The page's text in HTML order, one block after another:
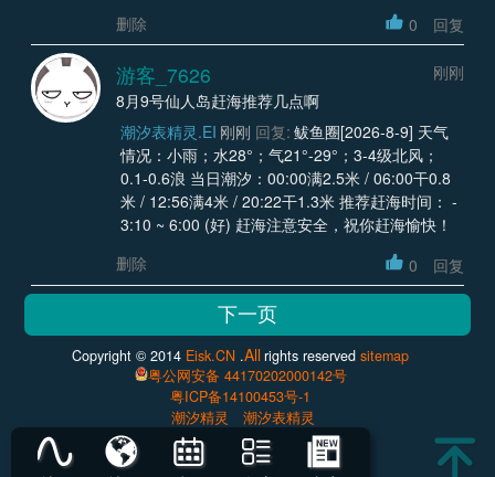
删除
0 回复
游客_7626
刚刚
8月9号仙人岛赶海推荐几点啊
潮汐表精灵.EI 刚刚 回复: 鲅鱼圈[2026-8-9] 天气
情况：小雨；水28°；气21°-29°；3-4级北风；
0.1-0.6浪 当日潮汐：00:00满2.5米 / 06:00干0.8
米 / 12:56满4米 / 20:22干1.3米 推荐赶海时间： -
3:10 ~ 6:00 (好) 赶海注意安全，祝你赶海愉快！
删除
0 回复
Copyright © 2014 Eisk.CN .Allrights reservedsitemap
粤公网安备 44170202000142号
粤ICP备14100453号-1
潮汐精灵
潮汐表精灵